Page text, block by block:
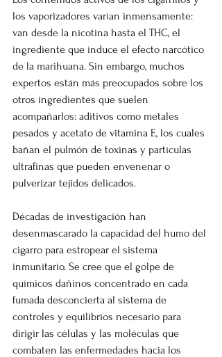
los vaporizadores varían inmensamente:
van desde la nicotina hasta el THC, el
ingrediente que induce el efecto narcótico
de la marihuana. Sin embargo, muchos
expertos están más preocupados sobre los
otros ingredientes que suelen
acompañarlos: aditivos como metales
pesados y acetato de vitamina E, los cuales
bañan el pulmón de toxinas y partículas
ultrafinas que pueden envenenar o
pulverizar tejidos delicados.
Décadas de investigación han
desenmascarado la capacidad del humo del
cigarro para estropear el sistema
inmunitario. Se cree que el golpe de
químicos dañinos concentrado en cada
fumada desconcierta al sistema de
controles y equilibrios necesario para
dirigir las células y las moléculas que
combaten las enfermedades hacia los